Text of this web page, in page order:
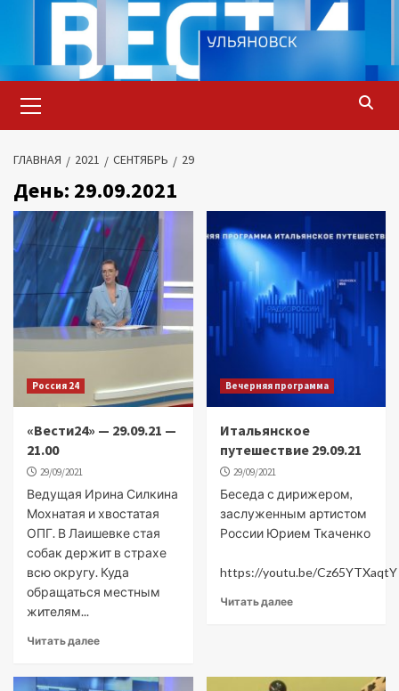
содержимому
меню
ГЛАВНАЯ 2021 СЕНТЯБРЬ 29
День: 29.09.2021
Россия 24
«Вести24» — 29.09.21 —
21.00
29/09/2021
Ведущая Ирина Силкина
Мохнатая и хвостатая
ОПГ. В Лаишевке стая
собак держит в страхе
всю округу. Куда
обращаться местным
жителям...
Читать далее
Вечерняя программа
Итальянское
путешествие 29.09.21
29/09/2021
Беседа с дирижером,
заслуженным артистом
России Юрием Ткаченко
https://youtu.be/Cz65YTXaqtY
Читать далее